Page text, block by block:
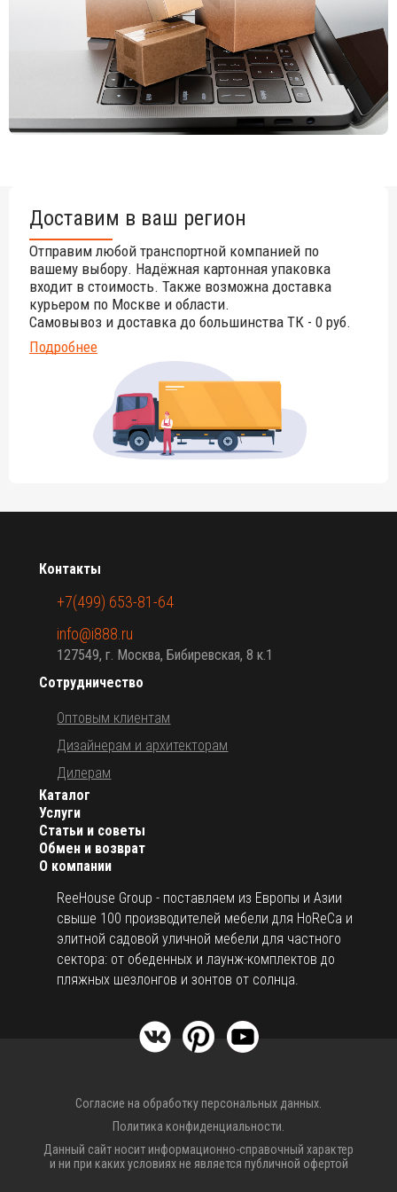
Доставим в ваш регион
Отправим любой транспортной компанией по
вашему выбору. Надёжная картонная упаковка
входит в стоимость. Также возможна доставка
курьером по Москве и области.
Самовывоз и доставка до большинства ТК - 0 руб.
Подробнее
О компании
ReeHouse Group - поставляем из Европы и Азии
свыше 100 производителей мебели для HoReCa и
элитной садовой уличной мебели для частного
сектора: от обеденных и лаунж-комплектов до
пляжных шезлонгов и зонтов от солнца.
Каталог
Услуги
Статьи и советы
Обмен и возврат
Сотрудничество
Оптовым клиентам
Дизайнерам и архитекторам
Дилерам
Контакты
+7(499) 653-81-64
info@i888.ru
127549, г. Москва, Бибиревская, 8 к.1
Согласие на обработку персональных данных.
Политика конфиденциальности.
Данный сайт носит информационно-справочный характер
и ни при каких условиях не является публичной офертой